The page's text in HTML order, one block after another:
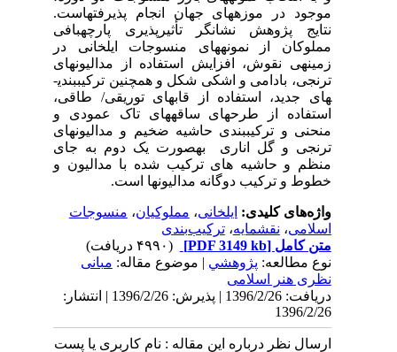
موجود در موزه­های جهان انجام پذیرفته­است.
نتایج پژوهش نشانگر تأثیرپذیری پارچه­بافی
مملوکان از نمونه­های منسوجات ایلخانی در
زمینه­ی نقوش، افزایش استفاده از مدالیون­های
ترنجی، بادامی و اشکی شکل و همچنین ترکیب­بندی­
های جدید، استفاده از قاب­های توریقی/ طاقی،
استفاده از طرح­های ساقه­های تاک عمودی و
منحنی و ترکیب­بندی حاشیه ضخیم و مدالیون­های
ترنجی و گل اناری به­صورت یک دوم به جای
منظم و حاشیه های ترکیب شده با مدالیون و
خطوط و ترکیب دوگانه مدالیون­ها است.
واژه‌های کلیدی:ایلخانی، مملوکیان،منسوجات
نقشمایه،ترکیب‌بندی
متن کامل[PDF 3149 kb]
(۴۹۹۰ دریافت)
نوع مطالعه: پژوهشي | موضوع مقاله:مبانی
نظری هنر اسلامی
دریافت: 1396/2/26 | پذیرش: 1396/2/26 | انتشار:
1396/2/26
ارسال نظر درباره این مقاله : نام کاربری یا پست